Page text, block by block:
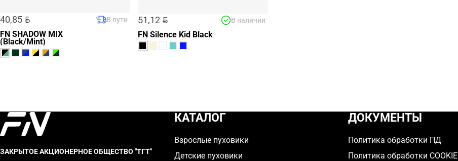
40,85 BYN В пути
FN SHADOW MIX
(Black/Mint)
51,12 BYN В наличии
FN Silence Kid Black
ЗАКРЫТОЕ АКЦИОНЕРНОЕ ОБЩЕСТВО "ТГТ"
КАТАЛОГ
Взрослые пуховики
Детские пуховики
ДОКУМЕНТЫ
Политика обработки ПД
Политика обработки COOKIE